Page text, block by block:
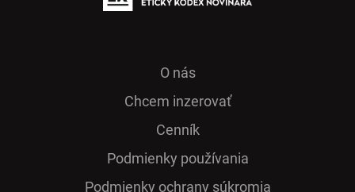
O nás
Chcem inzerovať
Cenník
Podmienky používania
Podmienky ochrany súkromia